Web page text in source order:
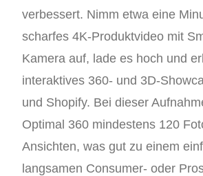
verbessert. Nimm etwa eine
scharfes 4K-Produktvideo mit
Kamera auf, lade es hoch und
interaktives 360- und 3D-
und Shopify. Bei dieser
Optimal 360 mindestens 120
Ansichten, was gut zu einem
langsamen Consumer- oder